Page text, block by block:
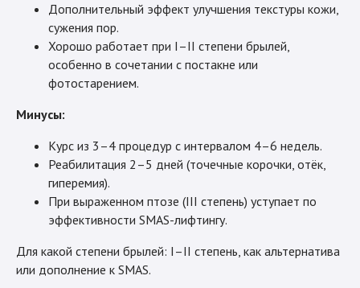
Дополнительный эффект улучшения текстуры кожи,
сужения пор.
Хорошо работает при I–II степени брылей,
особенно в сочетании с постакне или
фотостарением.
Минусы:
Курс из 3–4 процедур с интервалом 4–6 недель.
Реабилитация 2–5 дней (точечные корочки, отёк,
гиперемия).
При выраженном птозе (III степень) уступает по
эффективности SMAS-лифтингу.
Для какой степени брылей: I–II степень, как альтернатива
или дополнение к SMAS.